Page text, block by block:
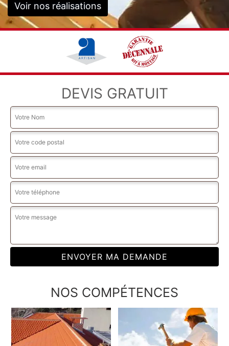
Voir nos réalisations
DEVIS GRATUIT
NOS COMPÉTENCES